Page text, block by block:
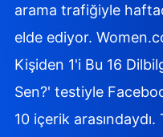
arama trafiğiyle
elde ediyor.
Kişiden 1'i Bu 16
Sen?' testiyle
10 içerik